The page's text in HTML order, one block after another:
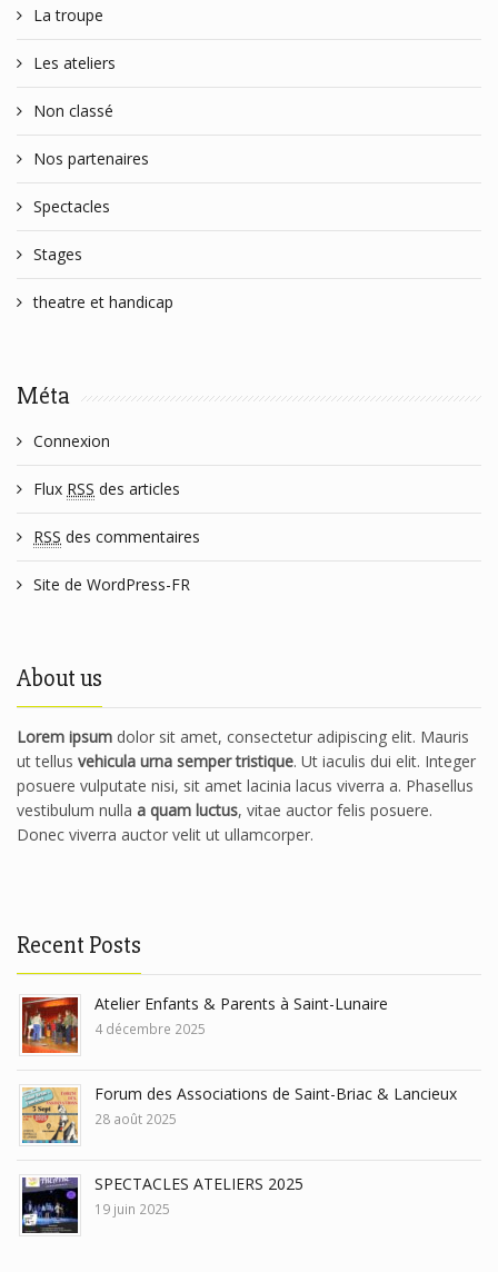
La troupe
Les ateliers
Non classé
Nos partenaires
Spectacles
Stages
theatre et handicap
Méta
Connexion
Flux RSS des articles
RSS des commentaires
Site de WordPress-FR
About us
Lorem ipsum dolor sit amet, consectetur adipiscing elit. Mauris
ut tellus vehicula urna semper tristique. Ut iaculis dui elit. Integer
posuere vulputate nisi, sit amet lacinia lacus viverra a. Phasellus
vestibulum nulla a quam luctus, vitae auctor felis posuere.
Donec viverra auctor velit ut ullamcorper.
Recent Posts
Atelier Enfants & Parents à Saint-Lunaire
4 décembre 2025
Forum des Associations de Saint-Briac & Lancieux
28 août 2025
SPECTACLES ATELIERS 2025
19 juin 2025